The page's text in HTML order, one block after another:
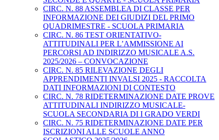
CIRC. N. 88 ASSEMBLEA DI CLASSE PER
INFORMAZIONE DEI GIUDIZI DEL PRIMO
QUADRIMESTRE - SCUOLA PRIMARIA
CIRC. N. 86 TEST ORIENTATIVO-
ATTITUDINALI PER L’AMMISSIONE AI
PERCORSI AD INDIRIZZO MUSICALE A.S.
2025/2026 – CONVOCAZIONE
CIRC. N. 85 RILEVAZIONE DEGLI
APPRENDIMENTI INVALSI 2025 - RACCOLTA
DATI INFORMAZIONI DI CONTESTO
CIRC. N. 78 RIDETERMINAZIONE DATE PROVE
ATTITUDINALI INDIRIZZO MUSICALE-
SCUOLA SECONDARIA DI I GRADO VERDI
CIRC. N. 75 RIDETERMINAZIONE DATE PER
ISCRIZIONI ALLE SCUOLE ANNO